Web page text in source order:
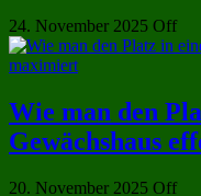
24. November 2025 Off
Wie man den
Gewächshaus
20. November 2025 Off